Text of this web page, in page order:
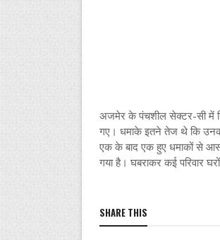
अजमेर के पंचशील सेक्टर-सी में
गए। धमाके इतने तेज थे कि
एक के बाद एक हुए धमाकों से
गया है। घबराकर कई परिवार
SHARE THIS